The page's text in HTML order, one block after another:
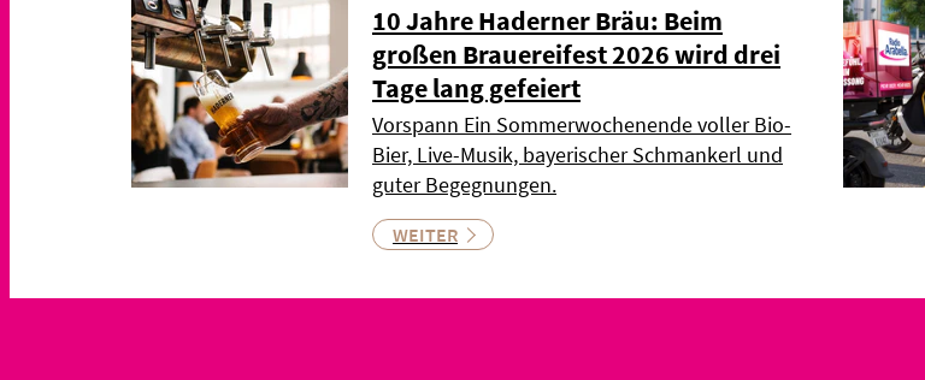
10 Jahre Haderner Bräu: Beim
großen Brauereifest 2026 wird drei
Tage lang gefeiert
Vorspann Ein Sommerwochenende voller Bio-
Bier, Live-Musik, bayerischer Schmankerl und
guter Begegnungen.
WEITER